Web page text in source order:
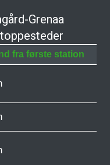
Grenaa
fra første station